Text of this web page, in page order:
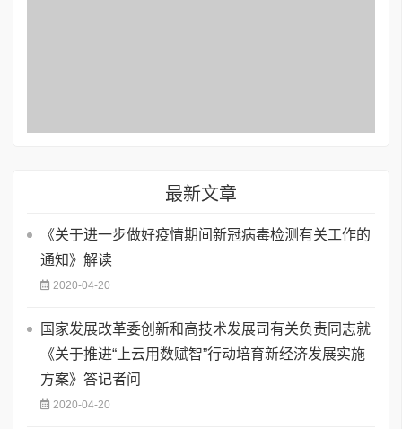
最新文章
《关于进一步做好疫情期间新冠病毒检测有关工作的
通知》解读
2020-04-20
国家发展改革委创新和高技术发展司有关负责同志就
《关于推进“上云用数赋智”行动培育新经济发展实施
方案》答记者问
2020-04-20